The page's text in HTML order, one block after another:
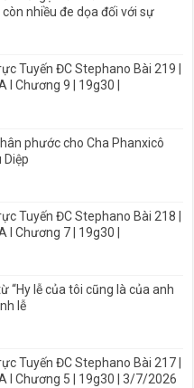
nhiều đe dọa đối với sự
Tuyến ĐC Stephano Bài 219 |
I Chương 9 | 19g30 |
phước cho Cha Phanxicô
Tuyến ĐC Stephano Bài 218 |
I Chương 7 | 19g30 |
“Hy lễ của tôi cũng là của anh
lễ
Tuyến ĐC Stephano Bài 217 |
I Chương 5 | 19g30 | 3/7/2026